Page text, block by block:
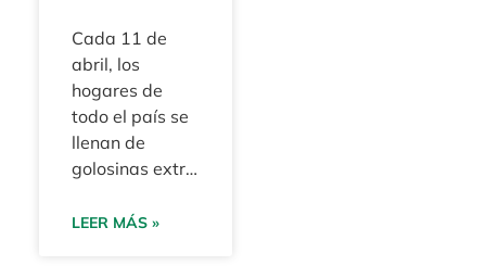
Cada 11 de
abril, los
hogares de
todo el país se
llenan de
golosinas extra
caricias en la
LEER MÁS »